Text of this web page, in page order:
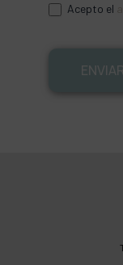
Acepto el
ENVIAR